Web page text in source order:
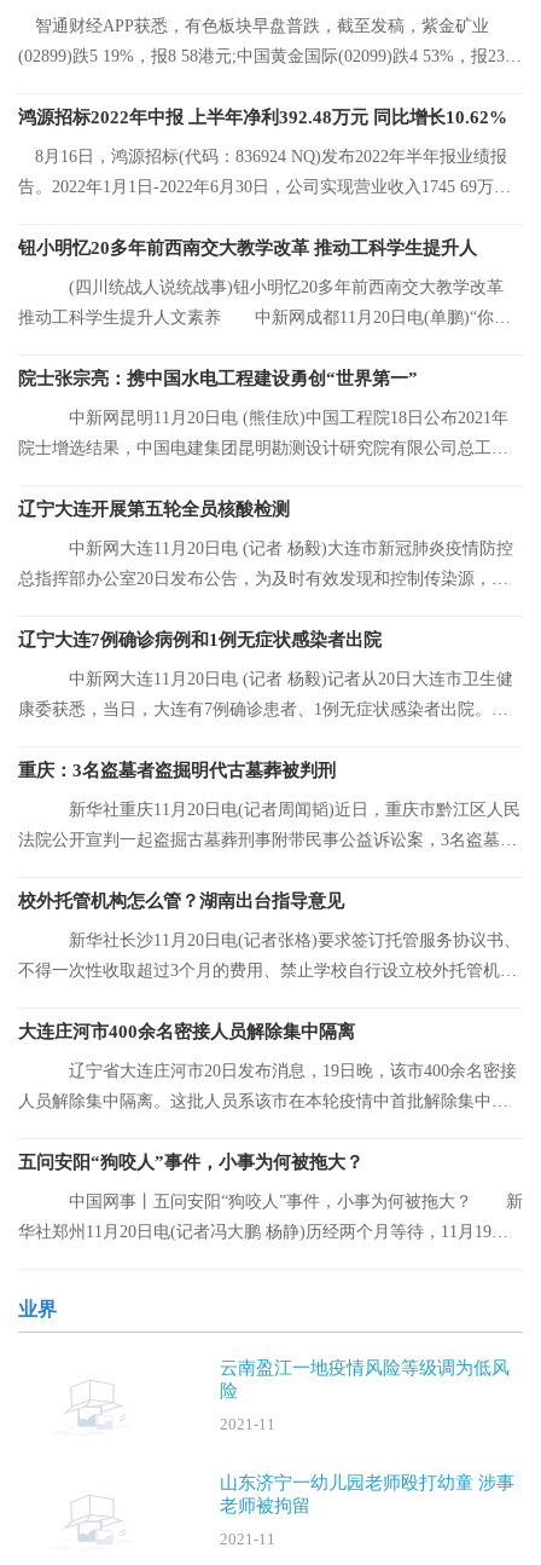
智通财经APP获悉，有色板块早盘普跌，截至发稿，紫金矿业
(02899)跌5 19%，报8 58港元;中国黄金国际(02099)跌4 53%，报23 2
鸿源招标2022年中报 上半年净利392.48万元 同比增长10.62%
8月16日，鸿源招标(代码：836924 NQ)发布2022年半年报业绩报
告。2022年1月1日-2022年6月30日，公司实现营业收入1745 69万
钮小明忆20多年前西南交大教学改革 推动工科学生提升人
(四川统战人说统战事)钮小明忆20多年前西南交大教学改革
推动工科学生提升人文素养 中新网成都11月20日电(单鹏)“你们
院士张宗亮：携中国水电工程建设勇创“世界第一”
中新网昆明11月20日电 (熊佳欣)中国工程院18日公布2021年
院士增选结果，中国电建集团昆明勘测设计研究院有限公司总工程
辽宁大连开展第五轮全员核酸检测
中新网大连11月20日电 (记者 杨毅)大连市新冠肺炎疫情防控
总指挥部办公室20日发布公告，为及时有效发现和控制传染源，结
辽宁大连7例确诊病例和1例无症状感染者出院
中新网大连11月20日电 (记者 杨毅)记者从20日大连市卫生健
康委获悉，当日，大连有7例确诊患者、1例无症状感染者出院。目
重庆：3名盗墓者盗掘明代古墓葬被判刑
新华社重庆11月20日电(记者周闻韬)近日，重庆市黔江区人民
法院公开宣判一起盗掘古墓葬刑事附带民事公益诉讼案，3名盗墓者
校外托管机构怎么管？湖南出台指导意见
新华社长沙11月20日电(记者张格)要求签订托管服务协议书、
不得一次性收取超过3个月的费用、禁止学校自行设立校外托管机
大连庄河市400余名密接人员解除集中隔离
辽宁省大连庄河市20日发布消息，19日晚，该市400余名密接
人员解除集中隔离。这批人员系该市在本轮疫情中首批解除集中隔
五问安阳“狗咬人”事件，小事为何被拖大？
中国网事丨五问安阳“狗咬人”事件，小事为何被拖大？ 新
华社郑州11月20日电(记者冯大鹏 杨静)历经两个月等待，11月19日
业界
云南盈江一地疫情风险等级调为低风
险
2021-11
山东济宁一幼儿园老师殴打幼童 涉事
老师被拘留
2021-11